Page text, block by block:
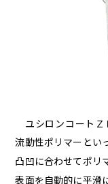
ユシロンコートＺ
流動性ポリマーとい
凸凹に合わせてポリ
表面を自動的に平滑